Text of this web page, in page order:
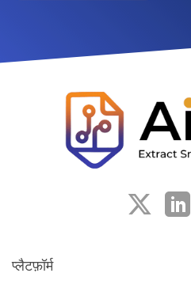
प्लैटफ़ॉर्म